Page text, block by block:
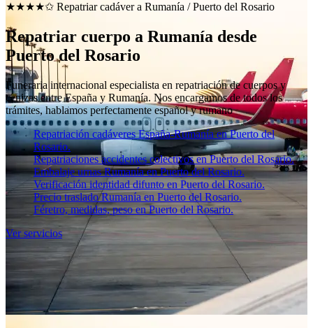
★★★★✩ Repatriar cadáver a Rumanía /Puerto del Rosario
Repatriar cuerpo a Rumanía desde
Puerto del Rosario
Funeraria internacional especialista en repatriación de cuerpos y
cenizas entre España y Rumanía. Nos encargamos de todos los
trámites, hablamos perfectamente español y rumano
Repatriación cadáveres España-Rumanía en Puerto del
Rosario.
Repatriaciones accidentes colectivos en Puerto del Rosario.
Embalaje urnas Rumanía en Puerto del Rosario.
Verificación identidad difunto en Puerto del Rosario.
Precio traslado Rumanía en Puerto del Rosario.
Féretro, medidas, peso en Puerto del Rosario.
Ver servicios